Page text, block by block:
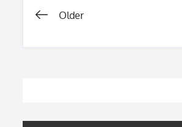
Nawigacja
Older